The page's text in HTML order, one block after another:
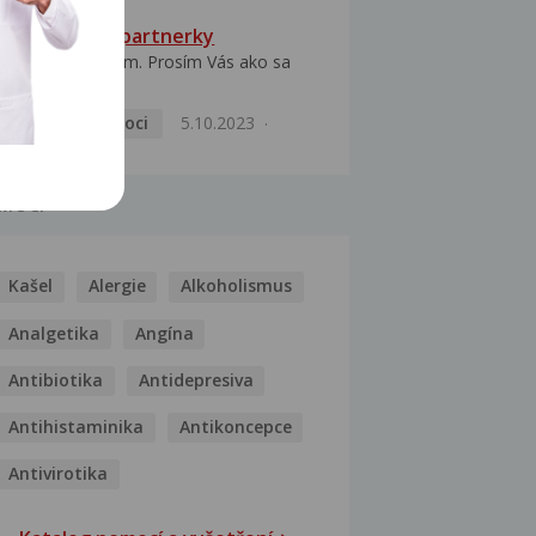
HPV typ 52 u partnerky
Dobrý deň prajem. Prosím Vás ako sa
Pohlavní nemoci
5.10.2023
Kašel Alergie Alkoholismus
Analgetika Angína
Antibiotika Antidepresiva
Antihistaminika Antikoncepce
Antivirotika